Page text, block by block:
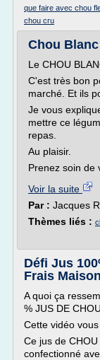
que faire avec chou
chou cru
Chou
Le CHOU
C'est très bon
marché. Et ils
Je vous
mettre ce
repas.
Au plaisir.
Prenez soin de
Voir la suite
Par : Jacques
Thèmes liés :
Défi Jus
Frais
A quoi ça
% JUS DE
Cette vidéo
Ce jus de
confectionné